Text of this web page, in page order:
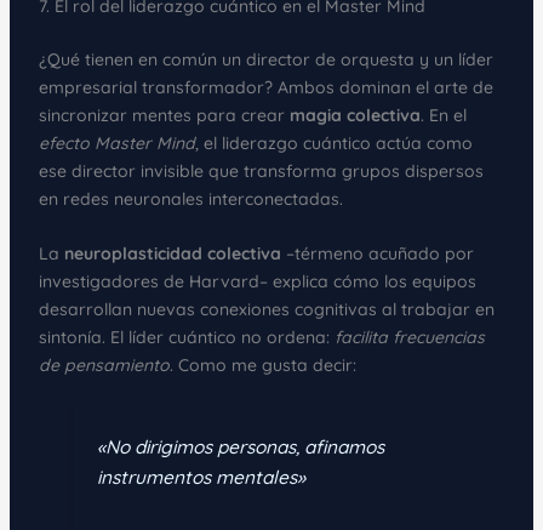
7. El rol del liderazgo cuántico en el Master Mind
¿Qué tienen en común un director de orquesta y un líder
empresarial transformador? Ambos dominan el arte de
sincronizar mentes para crear magia colectiva. En el
efecto Master Mind, el liderazgo cuántico actúa como
ese director invisible que transforma grupos dispersos
en redes neuronales interconectadas.
La neuroplasticidad colectiva –térmeno acuñado por
investigadores de Harvard– explica cómo los equipos
desarrollan nuevas conexiones cognitivas al trabajar en
sintonía. El líder cuántico no ordena: facilita frecuencias
de pensamiento. Como me gusta decir:
«No dirigimos personas, afinamos
instrumentos mentales»